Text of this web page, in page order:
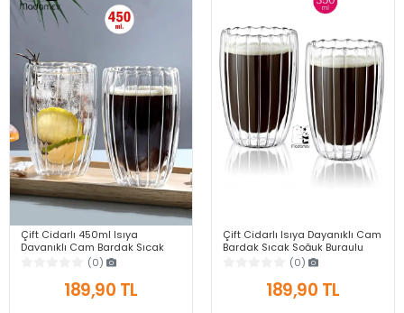
Çift Cidarlı 450ml Isıya
Dayanıklı Cam Bardak Sıcak
Soğuk Burgulu Çay Süt Kahve
Kupası Bardağı
(0)
189,90 TL
Çift Cidarlı Isıya Dayanıklı Cam
Bardak Sıcak Soğuk Burgulu
Çay Süt Kahve Kupası Bardağı
(0)
189,90 TL